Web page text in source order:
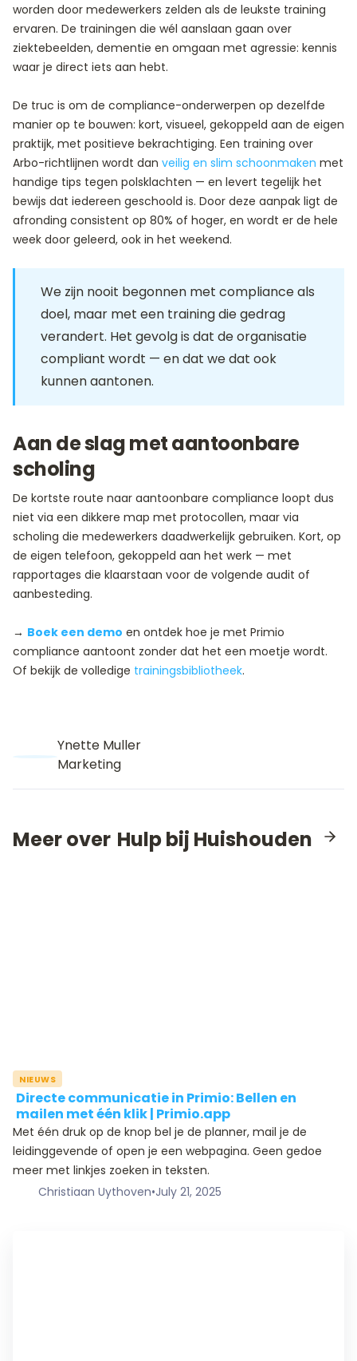
worden door medewerkers zelden als de leukste training
ervaren. De trainingen die wél aanslaan gaan over
ziektebeelden, dementie en omgaan met agressie: kennis
waar je direct iets aan hebt.
De truc is om de compliance-onderwerpen op dezelfde
manier op te bouwen: kort, visueel, gekoppeld aan de eigen
praktijk, met positieve bekrachtiging. Een training over
Arbo-richtlijnen wordt dan veilig en slim schoonmaken met
handige tips tegen polsklachten — en levert tegelijk het
bewijs dat iedereen geschoold is. Door deze aanpak ligt de
afronding consistent op 80% of hoger, en wordt er de hele
week door geleerd, ook in het weekend.
We zijn nooit begonnen met compliance als
doel, maar met een training die gedrag
verandert. Het gevolg is dat de organisatie
compliant wordt — en dat we dat ook
kunnen aantonen.
Aan de slag met aantoonbare
scholing
De kortste route naar aantoonbare compliance loopt dus
niet via een dikkere map met protocollen, maar via
scholing die medewerkers daadwerkelijk gebruiken. Kort, op
de eigen telefoon, gekoppeld aan het werk — met
rapportages die klaarstaan voor de volgende audit of
aanbesteding.
→ Boek een demo en ontdek hoe je met Primio
compliance aantoont zonder dat het een moetje wordt.
Of bekijk de volledige trainingsbibliotheek.
Ynette Muller
Marketing
Meer over Hulp bij Huishouden
NIEUWS
Directe communicatie in Primio: Bellen en
mailen met één klik | Primio.app
Met één druk op de knop bel je de planner, mail je de
leidinggevende of open je een webpagina. Geen gedoe
meer met linkjes zoeken in teksten.
Christiaan Uythoven•July 21, 2025